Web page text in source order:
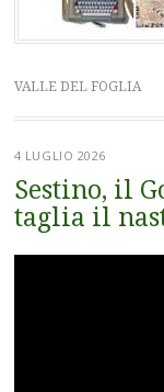
VALLE DEL FOGLIA
4 LUGLIO 2026
Sestino, il
taglia il